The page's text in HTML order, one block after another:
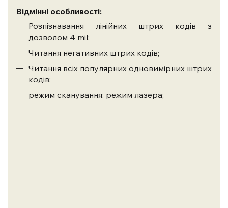
Відмінні особливості:
Розпізнавання лінійних штрих кодів з
дозволом 4 mil;
Читання негативних штрих кодів;
Читання всіх популярних одновимірних штрих
кодів;
режим сканування: режим лазера;